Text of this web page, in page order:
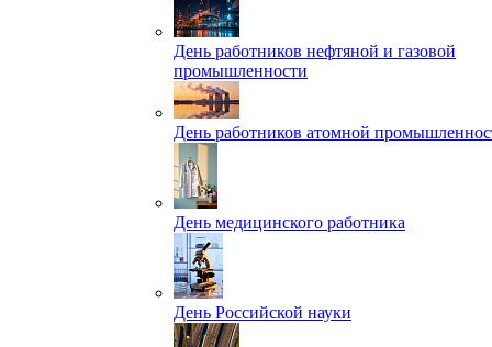
День работников нефтяной и газовой
промышленности
День работников атомной
День медицинского работника
День Российской науки